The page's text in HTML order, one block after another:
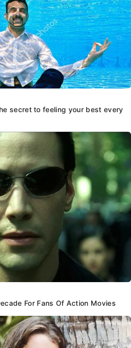
secret to feeling your best every
For Fans Of Action Movies